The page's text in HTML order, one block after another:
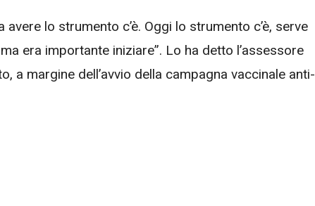
lo strumento c’è. Oggi lo strumento c’è, serve
era importante iniziare”. Lo ha detto l’assessore
a margine dell’avvio della campagna vaccinale anti-